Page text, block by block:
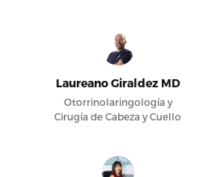
Laureano Giraldez MD
Otorrinolaringología y
Cirugía de Cabeza y Cuello